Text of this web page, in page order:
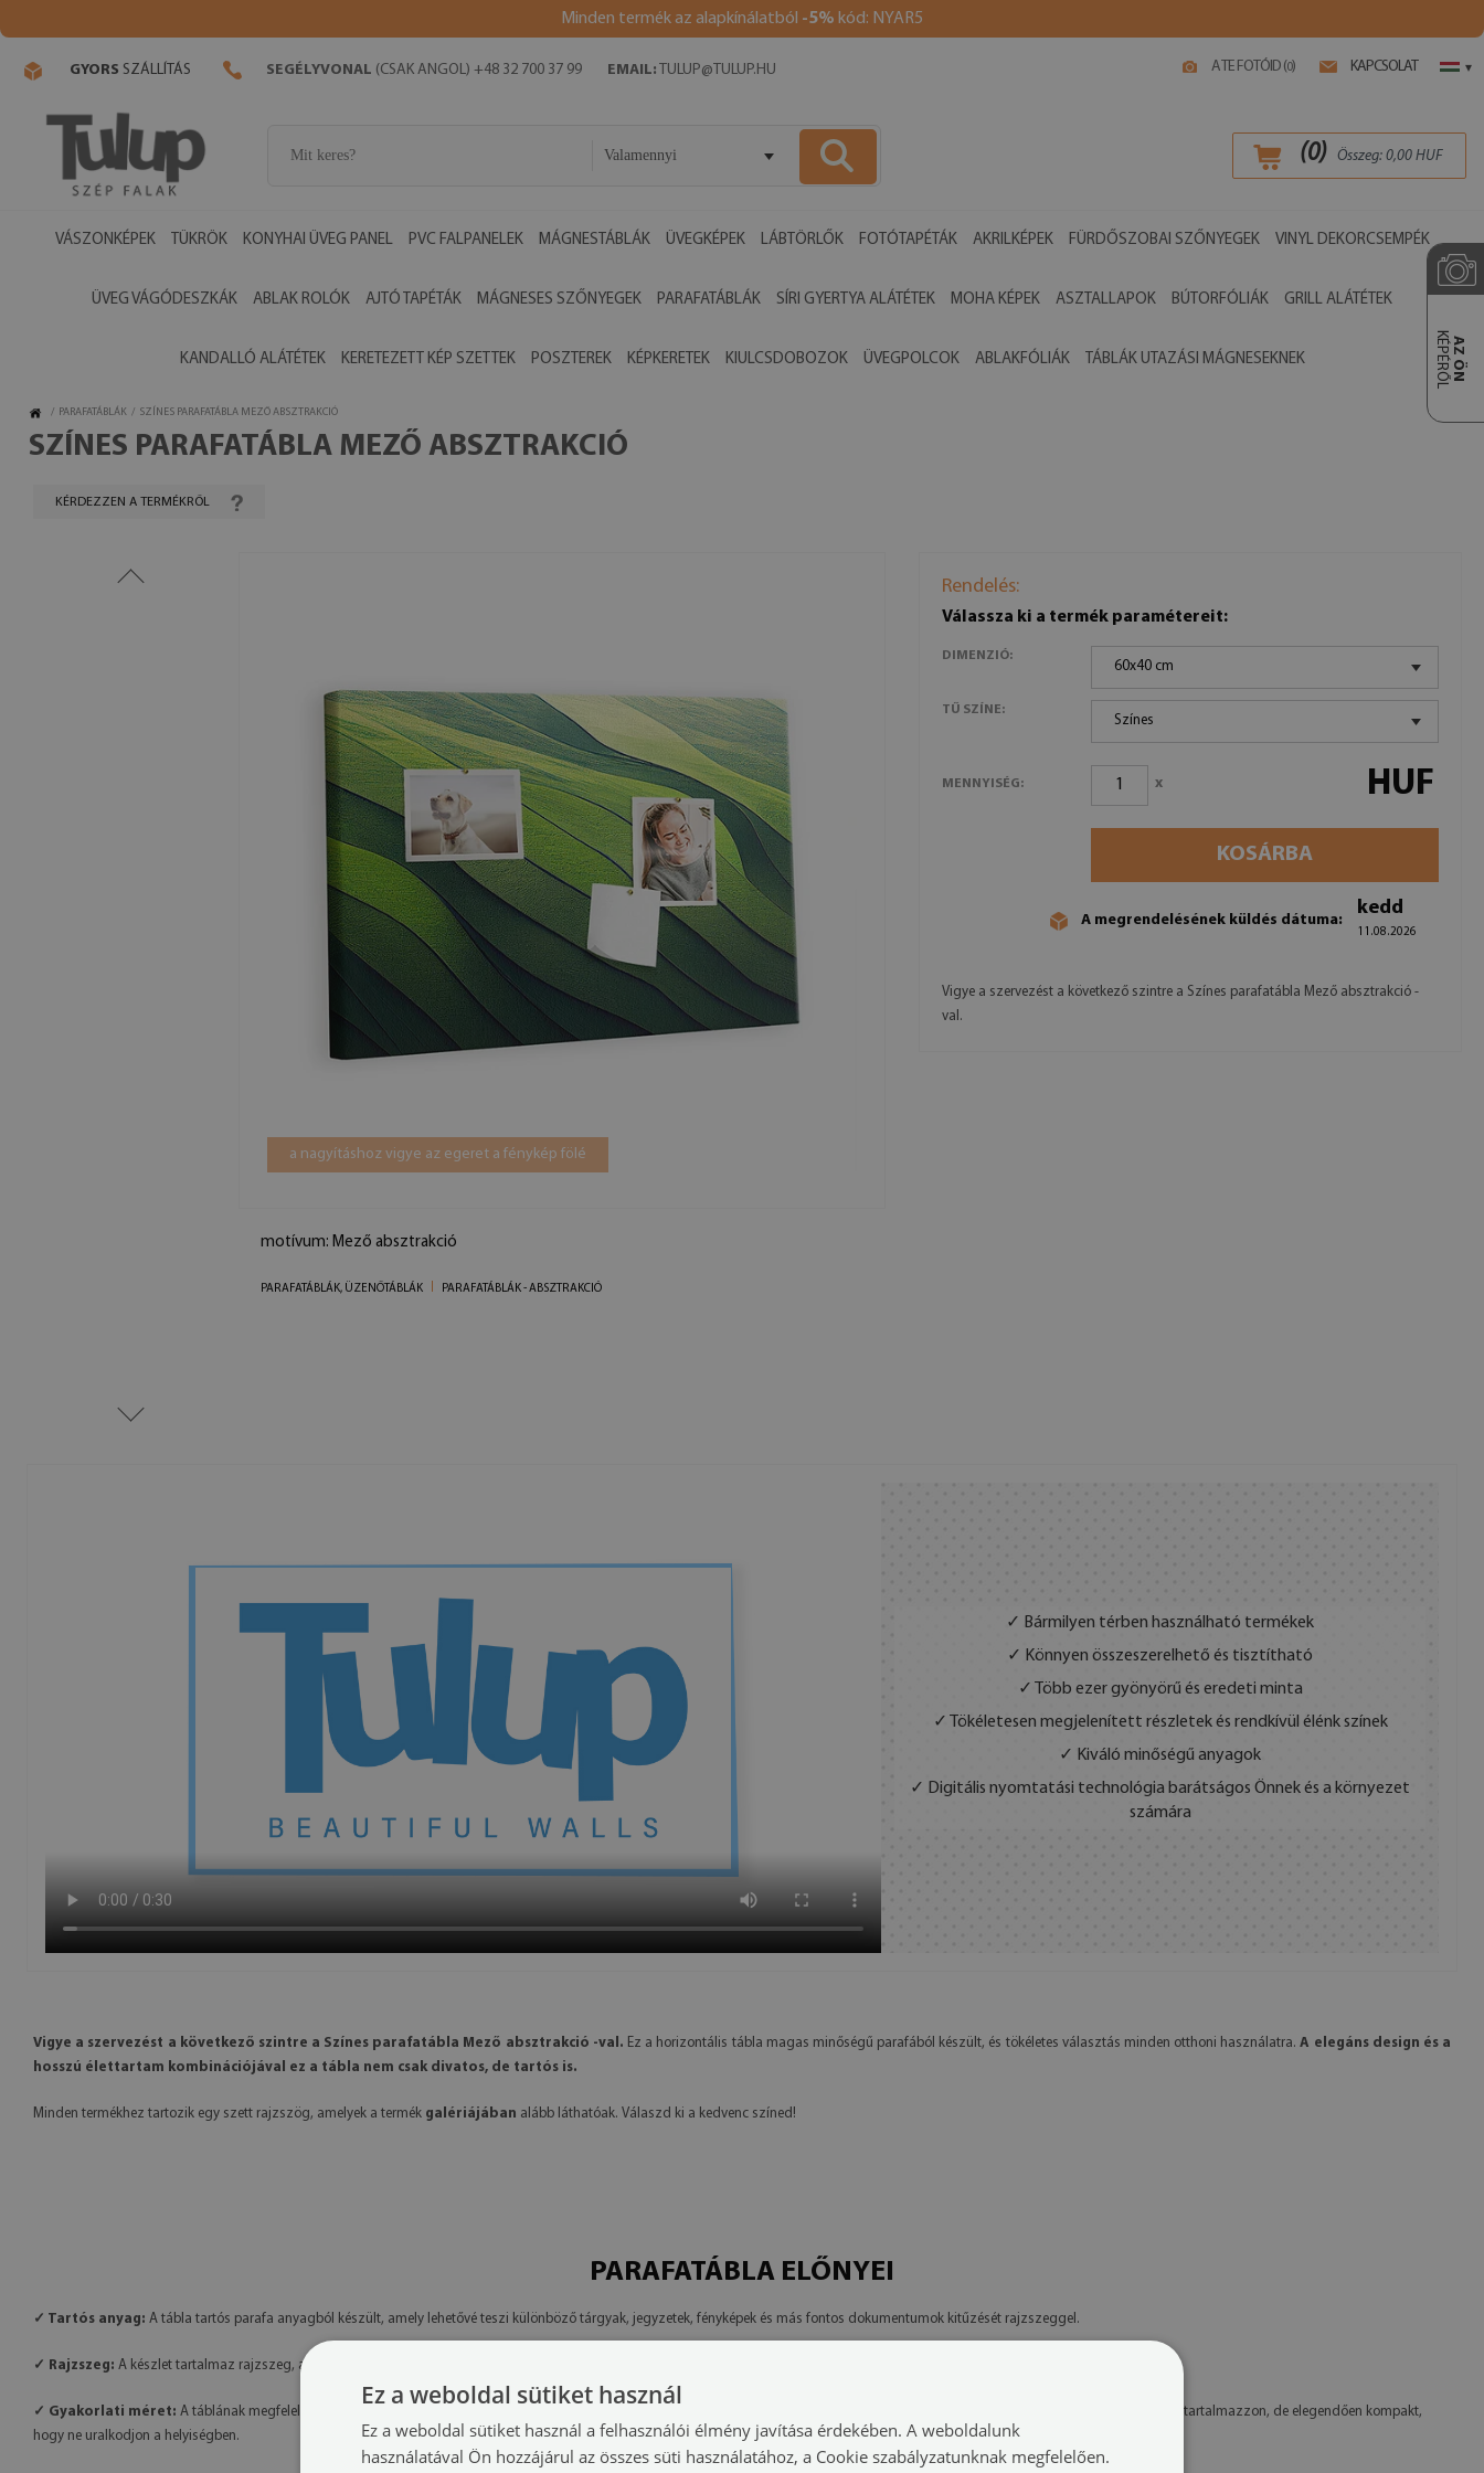
Minden termék az alapkínálatból -5% kód: NYAR5
A TE FOTÓID (0) KAPCSOLAT ▾
GYORS SZÁLLÍTÁS SEGÉLYVONAL (CSAK ANGOL) +48 32 700 37 99 EMAIL: TULUP@TULUP.HU
Valamennyi (0) Összeg: 0,00 HUF
VÁSZONKÉPEK TÜKRÖK KONYHAI ÜVEG PANEL PVC FALPANELEK MÁGNESTÁBLÁK ÜVEGKÉPEK LÁBTÖRLŐK FOTÓTAPÉTÁK AKRILKÉPEK FÜRDŐSZOBAI SZŐNYEGEK VINYL DEKORCSEMPÉK
ÜVEG VÁGÓDESZKÁK ABLAK ROLÓK AJTÓ TAPÉTÁK MÁGNESES SZŐNYEGEK PARAFATÁBLÁK SÍRI GYERTYA ALÁTÉTEK MOHA KÉPEK ASZTALLAPOK BÚTORFÓLIÁK GRILL ALÁTÉTEK
KANDALLÓ ALÁTÉTEK KERETEZETT KÉP SZETTEK POSZTEREK KÉPKERETEK KIULCSDOBOZOK ÜVEGPOLCOK ABLAKFÓLIÁK TÁBLÁK UTAZÁSI MÁGNESEKNEK AZ ÖN
KÉPÉRŐL
/ PARAFATÁBLÁK / SZÍNES PARAFATÁBLA MEZŐ ABSZTRAKCIÓ
SZÍNES PARAFATÁBLA MEZŐ ABSZTRAKCIÓ
KÉRDEZZEN A TERMÉKRŐL
a nagyításhoz vigye az egeret a fénykép fölé
motívum: Mező absztrakció
PARAFATÁBLÁK, ÜZENŐTÁBLÁK PARAFATÁBLÁK - ABSZTRAKCIÓ
Rendelés:
Válassza ki a termék paramétereit:
DIMENZIÓ:
60x40 cm
TŰ SZÍNE:
Színes
MENNYISÉG: x HUF
KOSÁRBA
A megrendelésének küldés dátuma:
kedd
11.08.2026
Vigye a szervezést a következő szintre a Színes parafatábla Mező absztrakció -
val.
✓ Bármilyen térben használható termékek
✓ Könnyen összeszerelhető és tisztítható
✓ Több ezer gyönyörű és eredeti minta
✓ Tökéletesen megjelenített részletek és rendkívül élénk színek
✓ Kiváló minőségű anyagok
✓ Digitális nyomtatási technológia barátságos Önnek és a környezet
számára
Vigye a szervezést a következő szintre a Színes parafatábla Mező absztrakció -val. Ez a horizontális tábla magas minőségű parafából készült, és tökéletes választás minden otthoni használatra.A elegáns design és a
hosszú élettartam kombinációjával ez a tábla nem csak divatos, de tartós is.
Minden termékhez tartozik egy szett rajzszög, amelyek a termék galériájában alább láthatóak. Válaszd ki a kedvenc színed!
PARAFATÁBLA ELŐNYEI
✓ Tartós anyag: A tábla tartós parafa anyagból készült, amely lehetővé teszi különböző tárgyak, jegyzetek, fényképek és más fontos dokumentumok kitűzését rajzszeggel.
✓ Rajzszeg: A készlet tartalmaz rajzszeg, amely segíti a különböző jegyzetek kitűzését.
✓ Gyakorlati méret: A táblának megfelelő mérete van ahhoz, hogy fontos információkat tartalmazzon, miközben nem foglal túl sok helyet a falon. Elég nagy ahhoz, hogy fontos adatokat tartalmazzon, de elegendően kompakt,
hogy ne uralkodjon a helyiségben.
Ez a weboldal sütiket használ
Ez a weboldal sütiket használ a felhasználói élmény javítása érdekében. A weboldalunk
használatával Ön hozzájárul az összes süti használatához, a Cookie szabályzatunknak megfelelően.